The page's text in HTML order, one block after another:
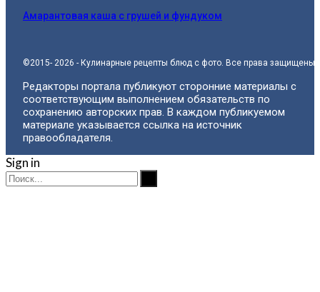
Амарантовая каша с грушей и фундуком
©2015- 2026 - Кулинарные рецепты блюд с фото. Все права защищены.
Редакторы портала публикуют сторонние материалы с
соответствующим выполнением обязательств по
сохранению авторских прав. В каждом публикуемом
материале указывается ссылка на источник
правообладателя.
Sign in